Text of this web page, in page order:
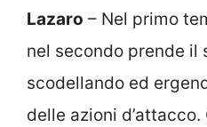
Lazaro – Nel primo
nel secondo prende il
scodellando ed
delle azioni